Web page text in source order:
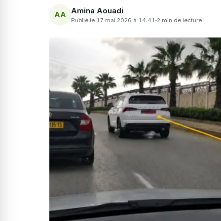
AA Amina Aouadi
Publié le 17 mai 2026 à 14:41 2 min de lecture